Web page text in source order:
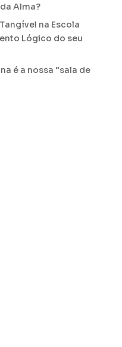
Alma?
na Escola
Lógico do seu
é a nossa “sala de